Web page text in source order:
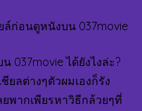
ก่อนดูหนังบน 037movie
037movie ได้ยังไงล่ะ?
ยลต่างๆตัวผมเองก็รัง
พากเพียรหาวิธีกล้วยๆที่